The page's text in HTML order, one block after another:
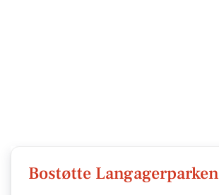
Bostøtte Langagerparken